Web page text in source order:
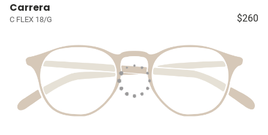
Carrera
C FLEX 18/G $260